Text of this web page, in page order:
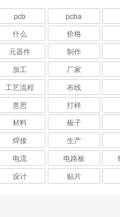
pcb pcba
什么
价格
元器件
制作
加工
厂家
工艺流程
布线
意思
打样
材料
板子
焊接
生产
电流
电路板
设计
贴片